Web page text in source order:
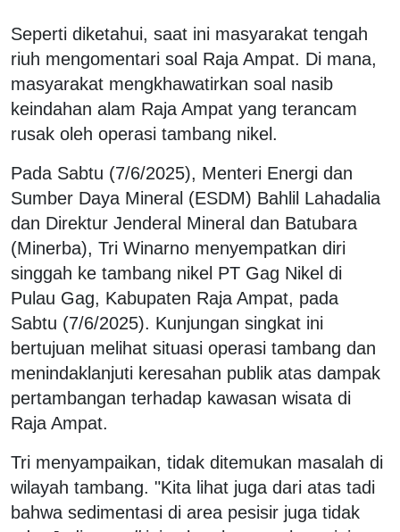
Seperti diketahui, saat ini masyarakat tengah
riuh mengomentari soal Raja Ampat. Di mana,
masyarakat mengkhawatirkan soal nasib
keindahan alam Raja Ampat yang terancam
rusak oleh operasi tambang nikel.
Pada Sabtu (7/6/2025), Menteri Energi dan
Sumber Daya Mineral (ESDM) Bahlil Lahadalia
dan Direktur Jenderal Mineral dan Batubara
(Minerba), Tri Winarno menyempatkan diri
singgah ke tambang nikel PT Gag Nikel di
Pulau Gag, Kabupaten Raja Ampat, pada
Sabtu (7/6/2025). Kunjungan singkat ini
bertujuan melihat situasi operasi tambang dan
menindaklanjuti keresahan publik atas dampak
pertambangan terhadap kawasan wisata di
Raja Ampat.
Tri menyampaikan, tidak ditemukan masalah di
wilayah tambang. "Kita lihat juga dari atas tadi
bahwa sedimentasi di area pesisir juga tidak